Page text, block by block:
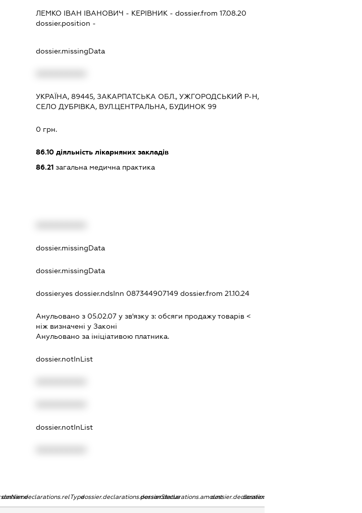
ЛЕМКО ІВАН ІВАНОВИЧ - КЕРІВНИК - dossier.from 17.08.20
dossier.position -
dossier.missingData
УКРАЇНА, 89445, ЗАКАРПАТСЬКА ОБЛ., УЖГОРОДСЬКИЙ Р-Н,
СЕЛО ДУБРІВКА, ВУЛ.ЦЕНТРАЛЬНА, БУДИНОК 99
0 грн.
86.10 діяльність лікарняних закладів
86.21 загальна медична практика
dossier.missingData
dossier.missingData
dossier.yesdossier.ndsInn 087344907149dossier.from 21.10.24
Анульовано з 05.02.07 у зв'язку з:обсяги продажу товарiв <
нiж визначенi у Законi
Анульовано за iнiцiативою платника.
dossier.notInList
dossier.notInList
dossier.declarations.relTypedossier.declarations.personStatusdossier.declarations.amountdossier.declarations.currency
dossier.declarations.source